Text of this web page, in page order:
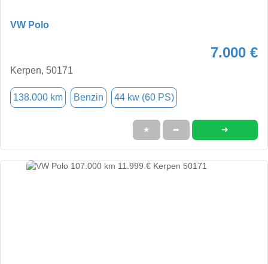
VW Polo
7.000 €
Kerpen, 50171
138.000 km Benzin 44 kw (60 PS)
★ ➦ ➜